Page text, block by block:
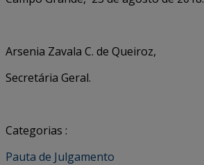
Arsenia Zavala C. de Queiroz,
Secretária Geral.
Categorias :
Pauta de Julgamento